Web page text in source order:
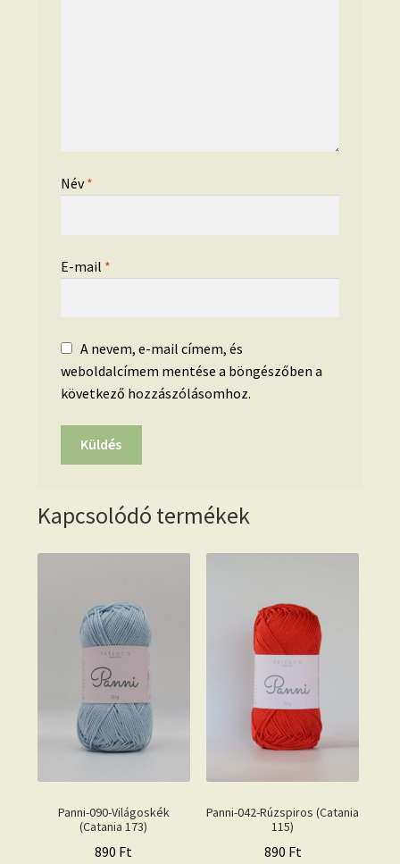
Név*
E-mail *
A nevem, e-mail címem, és
weboldalcímem mentése a böngészőben a
következő hozzászólásomhoz.
Kapcsolódó termékek
Panni-090-Világoskék
(Catania 173)
890 Ft
Panni-042-Rúzspiros (Catania
115)
890 Ft